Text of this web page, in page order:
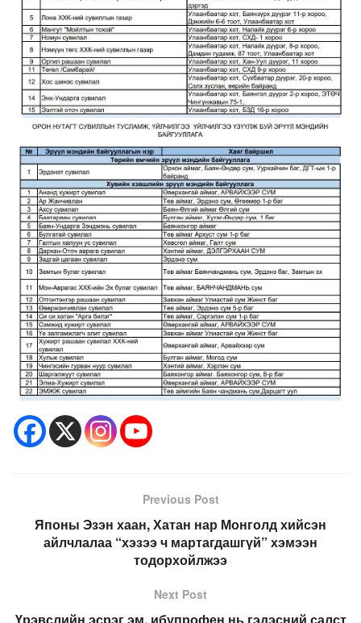
Previous Post
Японы Эзэн хаан, Хатан нар Монголд хийсэн
айлчлалаа “хэзээ ч мартагдашгүй” хэмээн
тодорхойлжээ
Next Post